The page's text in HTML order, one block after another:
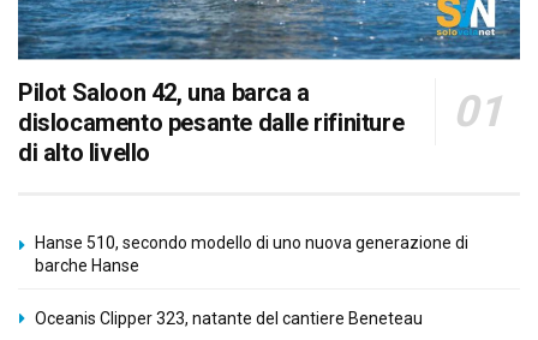
Pilot Saloon 42, una barca a
dislocamento pesante dalle rifiniture
di alto livello
Hanse 510, secondo modello di uno nuova generazione di
barche Hanse
Oceanis Clipper 323, natante del cantiere Beneteau